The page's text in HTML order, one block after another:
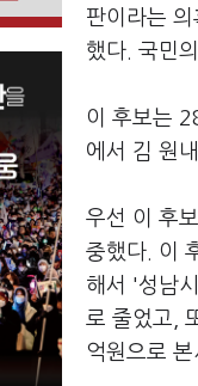
판이라는
했다. 국민
이 후보는
에서 김 원
우선 이 후
중했다. 이
해서 '성남
로 줄었고,
억원으로